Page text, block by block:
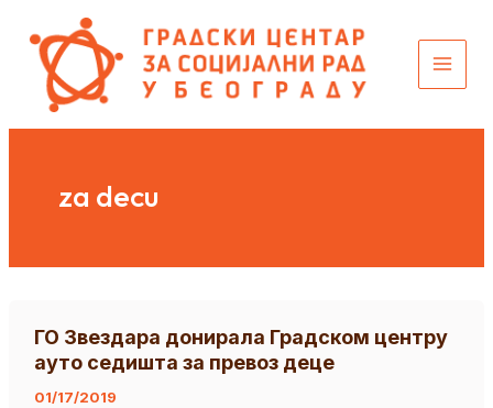
садржај
za decu
ГО Звездара донирала Градском центру
ауто седишта за превоз деце
01/17/2019